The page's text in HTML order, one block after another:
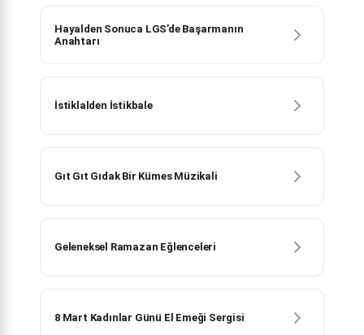
Hayalden Sonuca LGS’de Başarmanın
Anahtarı
İstiklalden İstikbale
Gıt Gıt Gıdak Bir Kümes Müzikali
Geleneksel Ramazan Eğlenceleri
8 Mart Kadınlar Günü El Emeği Sergisi